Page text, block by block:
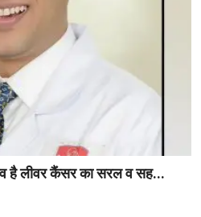
है लीवर कैंसर का सरल व सह...